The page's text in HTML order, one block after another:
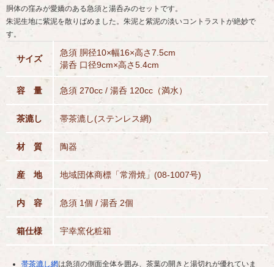
胴体の窪みが愛嬌のある急須と湯呑みのセットです。
朱泥生地に紫泥を散りばめました。朱泥と紫泥の淡いコントラストが絶妙で
す。
サイズ
急須 胴径10×幅16×高さ7.5cm
湯呑 口径9cm×高さ5.4cm
容 量 急須 270cc / 湯呑 120cc（満水）
茶漉し 帯茶漉し(ステンレス網)
材 質 陶器
産 地 地域団体商標「常滑焼」(08-1007号)
内 容 急須 1個 / 湯呑 2個
箱仕様 宇幸窯化粧箱
帯茶漉し網は急須の側面全体を囲み、茶葉の開きと湯切れが優れていま